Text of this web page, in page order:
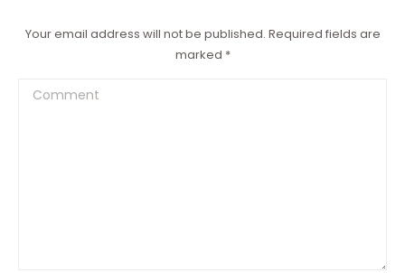
Your email address will not be published. Required fields are
marked *
Comment